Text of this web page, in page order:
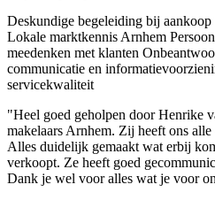
Deskundige begeleiding bij aankoop
Lokale marktkennis Arnhem
meedenken met klanten
communicatie en
servicekwaliteit
"Heel goed geholpen door Henrike
makelaars Arnhem. Zij heeft ons
Alles duidelijk gemaakt wat erbij
verkoopt. Ze heeft goed
Dank je wel voor alles wat je voor